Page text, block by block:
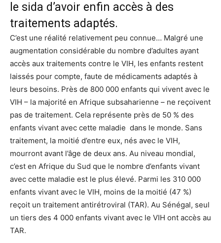
le sida d’avoir enfin accès à des
traitements adaptés.
C’est une réalité relativement peu connue… Malgré une
augmentation considérable du nombre d’adultes ayant
accès aux traitements contre le VIH, les enfants restent
laissés pour compte, faute de médicaments adaptés à
leurs besoins. Près de 800 000 enfants qui vivent avec le
VIH – la majorité en Afrique subsaharienne – ne reçoivent
pas de traitement. Cela représente près de 50 % des
enfants vivant avec cette maladie dans le monde. Sans
traitement, la moitié d’entre eux, nés avec le VIH,
mourront avant l’âge de deux ans. Au niveau mondial,
c’est en Afrique du Sud que le nombre d’enfants vivant
avec cette maladie est le plus élevé. Parmi les 310 000
enfants vivant avec le VIH, moins de la moitié (47 %)
reçoit un traitement antirétroviral (TAR). Au Sénégal, seul
un tiers des 4 000 enfants vivant avec le VIH ont accès au
TAR.